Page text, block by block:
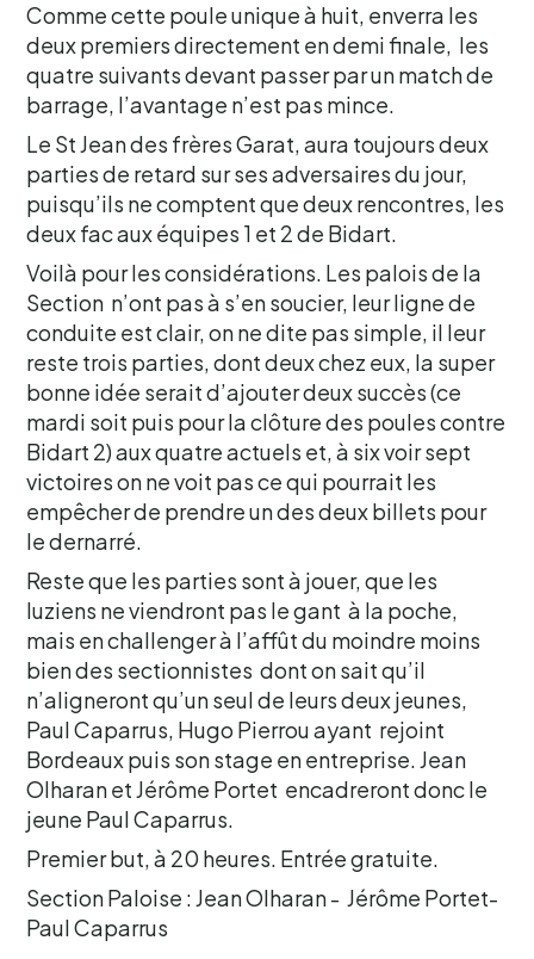
Comme cette poule unique à huit, enverra les
deux premiers directement en demi finale, les
quatre suivants devant passer par un match de
barrage, l’avantage n’est pas mince.
Le St Jean des frères Garat, aura toujours deux
parties de retard sur ses adversaires du jour,
puisqu’ils ne comptent que deux rencontres, les
deux fac aux équipes 1 et 2 de Bidart.
Voilà pour les considérations. Les palois de la
Section n’ont pas à s’en soucier, leur ligne de
conduite est clair, on ne dite pas simple, il leur
reste trois parties, dont deux chez eux, la super
bonne idée serait d’ajouter deux succès (ce
mardi soit puis pour la clôture des poules contre
Bidart 2) aux quatre actuels et, à six voir sept
victoires on ne voit pas ce qui pourrait les
empêcher de prendre un des deux billets pour
le dernarré.
Reste que les parties sont à jouer, que les
luziens ne viendront pas le gant à la poche,
mais en challenger à l’affût du moindre moins
bien des sectionnistes dont on sait qu’il
n’aligneront qu’un seul de leurs deux jeunes,
Paul Caparrus, Hugo Pierrou ayant rejoint
Bordeaux puis son stage en entreprise. Jean
Olharan et Jérôme Portet encadreront donc le
jeune Paul Caparrus.
Premier but, à 20 heures. Entrée gratuite.
Section Paloise : Jean Olharan - Jérôme Portet-
Paul Caparrus